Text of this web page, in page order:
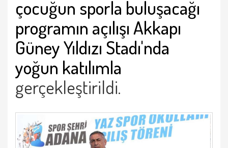
çocuğun sporla buluşacağı
programın açılışı Akkapı
Güney Yıldızı Stadı'nda
yoğun katılımla
gerçekleştirildi.